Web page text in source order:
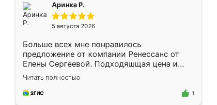
Аринка Р.
5 августа 2026
Больше всех мне понравилось
предложение от компании Ренессанс от
Елены Сергеевой. Подходяшщая цена и
короткие сроки изготовления. Приехавший
для замера сотрудник Владислав
предложил по моему эскизу самый
Читать полностью
1